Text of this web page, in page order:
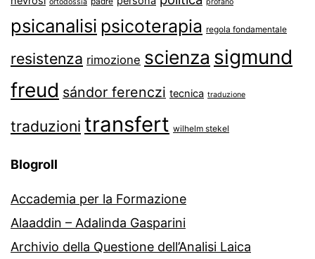
ortodossia profano
psicanalisi psicoterapia regola fondamentale
resistenza rimozione scienza sigmund
freud sándor ferenczi tecnica traduzione
traduzioni transfert wilhelm stekel
Blogroll
Accademia per la Formazione
Alaaddin – Adalinda Gasparini
Archivio della Questione dell’Analisi Laica